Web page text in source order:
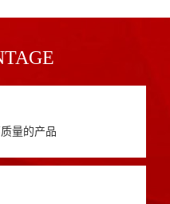
量的产品